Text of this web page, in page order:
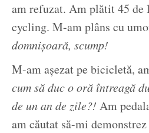
am refuzat. Am plătit 45 de
cycling. M-am plâns cu
domnișoară, scump!
M-am așezat pe bicicletă,
cum să duc o oră întreagă
de un an de zile?! Am
am căutat să-mi demonstrez